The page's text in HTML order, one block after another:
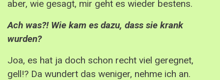
aber, wie gesagt, mir geht es wieder bestens.
Ach was?! Wie kam es dazu, dass sie krank
wurden?
Joa, es hat ja doch schon recht viel geregnet,
gell!? Da wundert das weniger, nehme ich an.